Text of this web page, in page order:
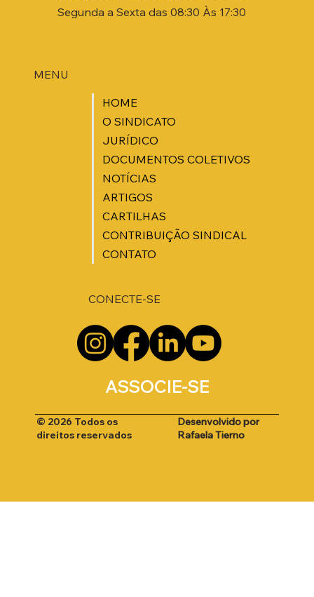
MENU
HOME
O SINDICATO
JURÍDICO
DOCUMENTOS COLETIVOS
NOTÍCIAS
ARTIGOS
CARTILHAS
CONTRIBUIÇÃO SINDICAL
CONTATO
Segunda a Sexta das 08:30 Às 17:30
ASSOCIE-SE
CONECTE-SE
© 2026 Todos os
direitos reservados
Desenvolvido por
Rafaela Tierno